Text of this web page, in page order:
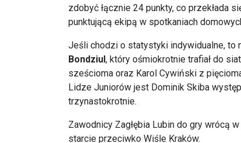
zdobyć łącznie 24 punkty, co przekłada
punktującą ekipą w spotkaniach
Jeśli chodzi o statystyki indywidualne,
Bondziul, który ośmiokrotnie trafiał do
sześcioma oraz Karol Cywiński z
Lidze Juniorów jest Dominik Skiba
trzynastokrotnie.
Zawodnicy Zagłębia Lubin do gry wrócą
starcie przeciwko Wiśle Kraków.